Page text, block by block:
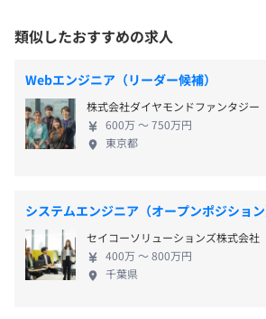
※業務上必要なスペックを満たしたPC
プロジェクトごとに選択、ウォーター
ル、スクラム
受動喫煙防止措置に関する事項
ゆりかもめ『お台場海浜公園駅』より
りんかい線『東京テレポート駅』よ
想定しておりません
・完全週休2日制（土日祝）
・年末年始休暇（12月30日～1月4日）
・年間休日122日（2024年度）
・有給休暇（入社6か月後に10日、最
・誕生日休暇（1日）
・結婚休暇
・産前産後休暇
・配偶者出産休暇
・育児休業（女性社員取得率100％/
う！ ◆金融・行政・健康分野の開発 主力サービスは
金融機関と行政機関向けのシステム
照会デジタルソリューション）』で
でおこなわれてきた事務の迅速化と
ィの強化に貢献しています。 その他
ATM監視システムや行政／ヘルスケ
システムなどの提案からサービス
がら、導入までのすべての工程を経
ニアとしての醍醐味を味わえたり、
もつながる点が魅力です。 ◆事業優位性が高く安定
感がある 当社の強みは、まず顧客と
行、生命保険会社、行政機関、中
類似したおすすめの求人
Webエンジニア（リーダー候補）
株式会社ダイヤモンドファンタジー
600万 〜 750万円
東京都
システムエンジニア（オープンポジション
セイコーソリューションズ株式会社
400万 〜 800万円
千葉県